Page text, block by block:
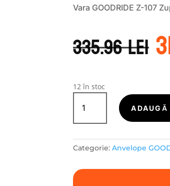
Vara GOODRIDE Z-107
335.96leia
12 în stoc
Cantitate
GOODRIDE
ZUPERECO
107
215/60R17
96V
ADAUGĂ
Categorie: Anvelope